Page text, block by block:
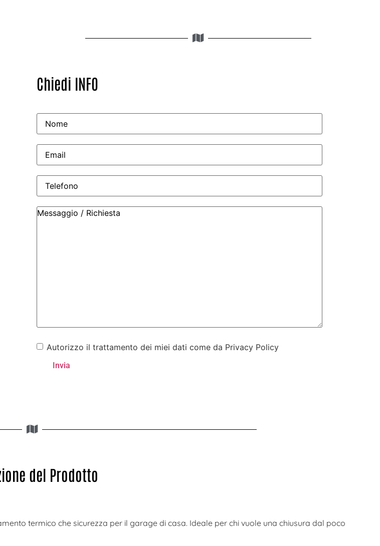
Chiedi INFO
Autorizzo il trattamento dei miei dati come da Privacy Policy
del Prodotto
termico che sicurezza per il garage di casa. Ideale per chi vuole una chiusura dal poco